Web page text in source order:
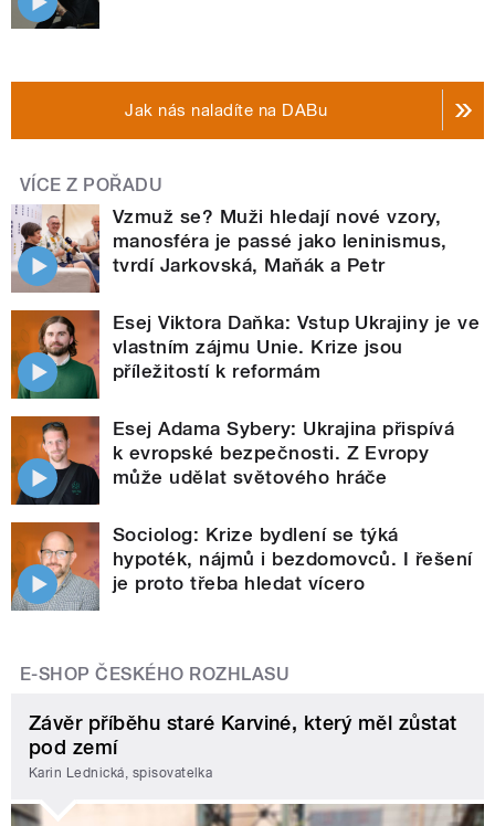
Jak nás naladíte na DABu
VÍCE Z POŘADU
Vzmuž se? Muži hledají nové vzory,
manosféra je passé jako leninismus,
tvrdí Jarkovská, Maňák a Petr
Esej Viktora Daňka: Vstup Ukrajiny je ve
vlastním zájmu Unie. Krize jsou
příležitostí k reformám
Esej Adama Sybery: Ukrajina přispívá
k evropské bezpečnosti. Z Evropy
může udělat světového hráče
Sociolog: Krize bydlení se týká
hypoték, nájmů i bezdomovců. I řešení
je proto třeba hledat vícero
E-SHOP ČESKÉHO ROZHLASU
Závěr příběhu staré Karviné, který měl zůstat
pod zemí
Karin Lednická, spisovatelka